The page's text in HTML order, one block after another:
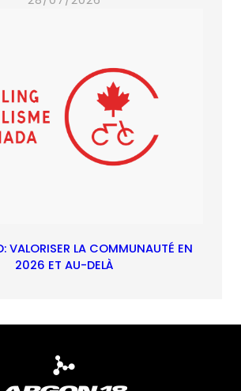
VALORISER LA COMMUNAUTÉ EN
2026 ET AU-DELÀ